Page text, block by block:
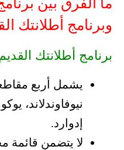
وبرنامج أطلانتك
برنامج أطلانتك
يشمل أربع
نيوفاوندلاند،
إدوارد.
لا يتضمن قائمة